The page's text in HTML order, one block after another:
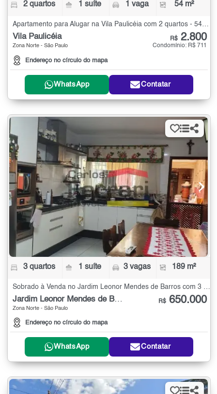
2 quartos 1 suíte 1 vaga 54 m²
Apartamento para Alugar na Vila Paulicéia com 2 quartos - 54 m²
Vila Paulicéia
Zona Norte - São Paulo
Endereço no círculo do mapa
R$ 2.800
Condomínio: R$ 711
WhatsApp Contatar
3 quartos 1 suíte 3 vagas 189 m²
Jardim Leonor Mendes de Barros
Zona Norte - São Paulo
Endereço no círculo do mapa
R$ 650.000
WhatsApp Contatar